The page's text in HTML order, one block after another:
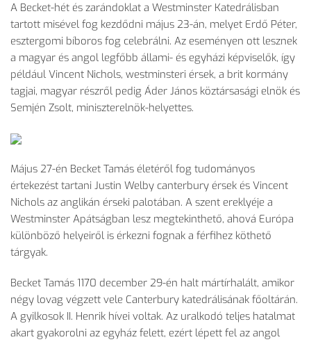
A Becket-hét és zarándoklat a Westminster Katedrálisban
tartott misével fog kezdődni május 23-án, melyet Erdő Péter,
esztergomi bíboros fog celebrálni. Az eseményen ott lesznek
a magyar és angol legfőbb állami- és egyházi képviselők, így
például Vincent Nichols, westminsteri érsek, a brit kormány
tagjai, magyar részről pedig Áder János köztársasági elnök és
Semjén Zsolt, miniszterelnök-helyettes.
Május 27-én Becket Tamás életéről fog tudományos
értekezést tartani Justin Welby canterbury érsek és Vincent
Nichols az anglikán érseki palotában. A szent ereklyéje a
Westminster Apátságban lesz megtekinthető, ahová Európa
különböző helyeiről is érkezni fognak a férfihez köthető
tárgyak.
Becket Tamás 1170 december 29-én halt mártírhalált, amikor
négy lovag végzett vele Canterbury katedrálisának főoltárán.
A gyilkosok II. Henrik hívei voltak. Az uralkodó teljes hatalmat
akart gyakorolni az egyház felett, ezért lépett fel az angol